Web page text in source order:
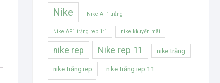
Nike Nike AF1 trắng
Nike AF1 trắng rep 1:1 nike khuyến mãi
nike rep Nike rep 11 nike trắng
nike trắng rep nike trắng rep 11